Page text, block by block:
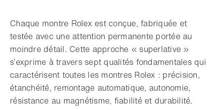
Chaque montre Rolex est conçue, fabriquée et
testée avec une attention permanente portée au
moindre détail. Cette approche « superlative »
s’exprime à travers sept qualités fondamentales qui
caractérisent toutes les montres Rolex : précision,
étanchéité, remontage automatique, autonomie,
résistance au magnétisme, fiabilité et durabilité.